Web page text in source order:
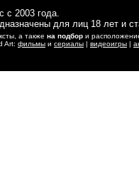
с 2003 года.
для лиц 18 лет и
а также на подбор и
Art: фильмы и сериалы | видеоигры |